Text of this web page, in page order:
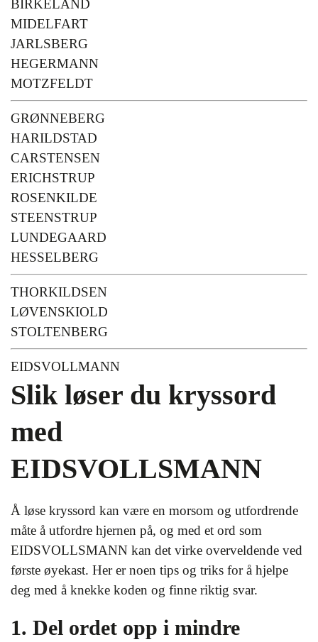
BIRKELAND
MIDELFART
JARLSBERG
HEGERMANN
MOTZFELDT
GRØNNEBERG
HARILDSTAD
CARSTENSEN
ERICHSTRUP
ROSENKILDE
STEENSTRUP
LUNDEGAARD
HESSELBERG
THORKILDSEN
LØVENSKIOLD
STOLTENBERG
EIDSVOLLMANN
Slik løser du kryssord
med
EIDSVOLLSMANN
Å løse kryssord kan være en morsom og utfordrende
måte å utfordre hjernen på, og med et ord som
EIDSVOLLSMANN kan det virke overveldende ved
første øyekast. Her er noen tips og triks for å hjelpe
deg med å knekke koden og finne riktig svar.
1. Del ordet opp i mindre